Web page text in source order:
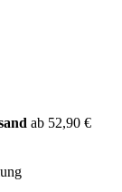
ab 52,90 €